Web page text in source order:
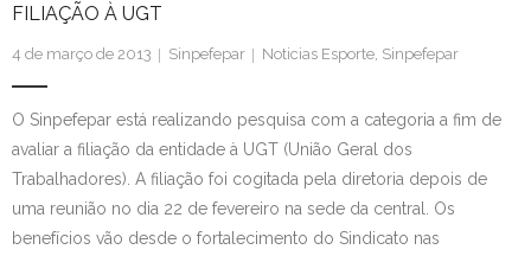
Empregos
Blog
Contato
FILIAÇÃO À UGT
4 de março de 2013 Sinpefepar Noticias Esporte, Sinpefepar
O Sinpefepar está realizando pesquisa com a categoria a fim de
avaliar a filiação da entidade à UGT (União Geral dos
Trabalhadores). A filiação foi cogitada pela diretoria depois de
uma reunião no dia 22 de fevereiro na sede da central. Os
benefícios vão desde o fortalecimento do Sindicato nas